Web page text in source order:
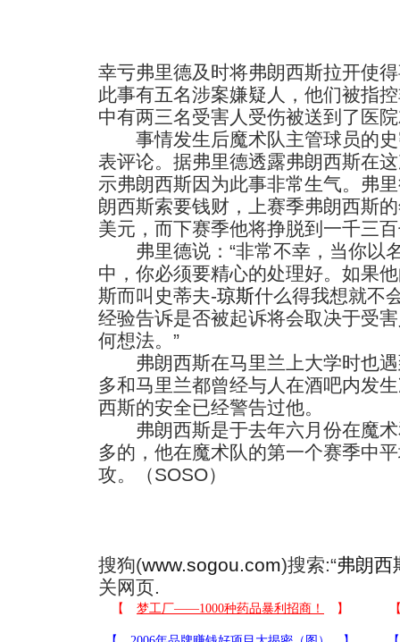
幸亏弗里德及时将弗朗西斯拉开使
此事有五名涉案嫌疑人，他们被指
中有两三名受害人受伤被送到了医
事情发生后魔术队主管球员的史
表评论。据弗里德透露弗朗西斯在
示弗朗西斯因为此事非常生气。弗
朗西斯索要钱财，上赛季弗朗西斯
美元，而下赛季他将挣脱到一千三
弗里德说：“非常不幸，当你以
中，你必须要精心的处理好。如果
斯而叫史蒂夫-琼斯什么得我想就不
经验告诉是否被起诉将会取决于受
何想法。”
弗朗西斯在马里兰上大学时也遇
多和马里兰都曾经与人在酒吧内发
西斯的安全已经警告过他。
弗朗西斯是于去年六月份在魔术
多的，他在魔术队的第一个赛季中
攻。（SOSO）
搜狗(www.sogou.com)搜索:“弗朗西
关网页.